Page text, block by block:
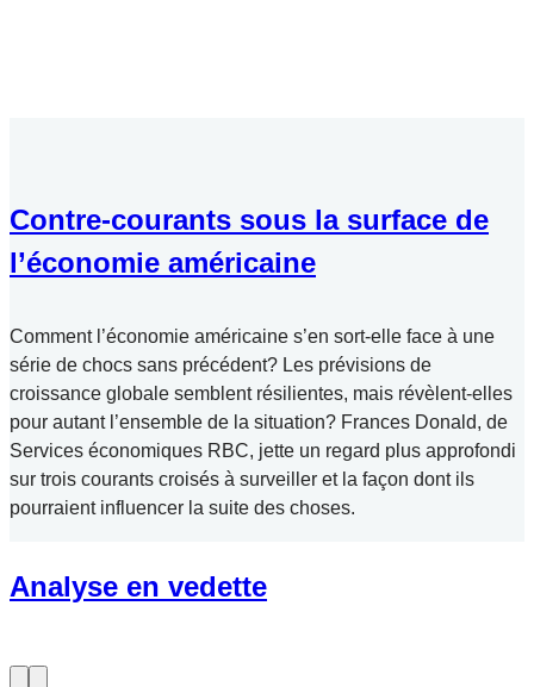
Contre-courants sous la surface de
l’économie américaine
Comment l’économie américaine s’en sort-elle face à une
série de chocs sans précédent? Les prévisions de
croissance globale semblent résilientes, mais révèlent-elles
pour autant l’ensemble de la situation? Frances Donald, de
Services économiques RBC, jette un regard plus approfondi
sur trois courants croisés à surveiller et la façon dont ils
pourraient influencer la suite des choses.
Analyse en vedette